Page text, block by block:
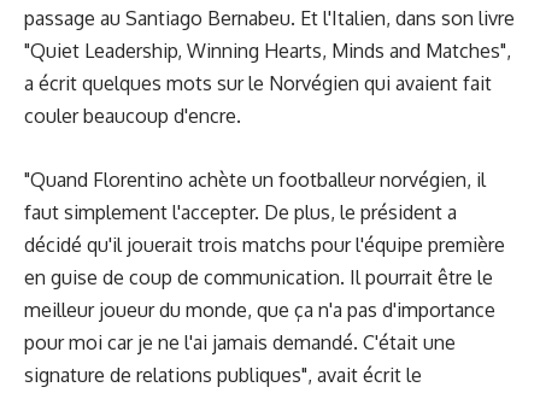
passage au Santiago Bernabeu. Et l'Italien, dans son livre
"Quiet Leadership, Winning Hearts, Minds and Matches",
a écrit quelques mots sur le Norvégien qui avaient fait
couler beaucoup d'encre.
"Quand Florentino achète un footballeur norvégien, il
faut simplement l'accepter. De plus, le président a
décidé qu'il jouerait trois matchs pour l'équipe première
en guise de coup de communication. Il pourrait être le
meilleur joueur du monde, que ça n'a pas d'importance
pour moi car je ne l'ai jamais demandé. C'était une
signature de relations publiques", avait écrit le